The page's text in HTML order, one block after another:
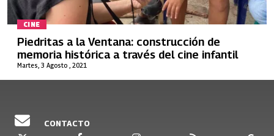
CINE
Martes, 3 Agosto , 2021
Piedritas a la Ventana: construcción de
memoria histórica a través del cine infantil
CONTACTO